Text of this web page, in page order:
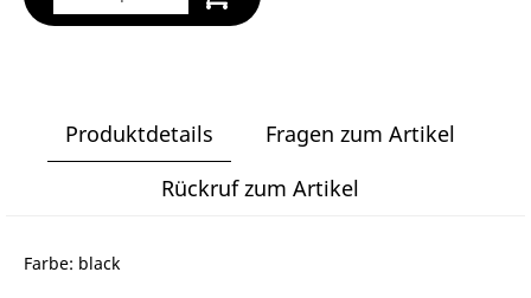
Produktdetails
Fragen zum Artikel
Rückruf zum Artikel
Farbe: black